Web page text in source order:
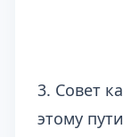
3. Совет
этому пути